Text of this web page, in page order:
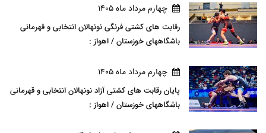
چهارم مرداد ماه 1405
رقابت های کشتی فرنگی نونهالان انتخابی و قهرمانی
باشگاههای خوزستان / اهواز :
چهارم مرداد ماه 1405
پایان رقابت های کشتی آزاد نونهالان انتخابی و قهرمانی
باشگاههای خوزستان / اهواز :